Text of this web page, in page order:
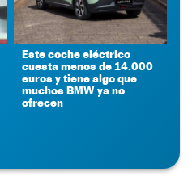
Este coche eléctrico
cuesta menos de 14.000
euros y tiene algo que
muchos BMW ya no
ofrecen